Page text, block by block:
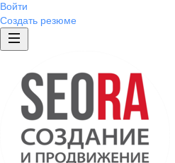
Войти
Создать резюме